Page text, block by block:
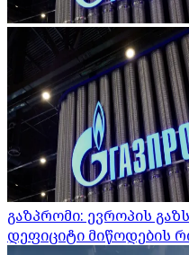
გაზპრომი: ევროპის
დეფიციტი მიწოდების